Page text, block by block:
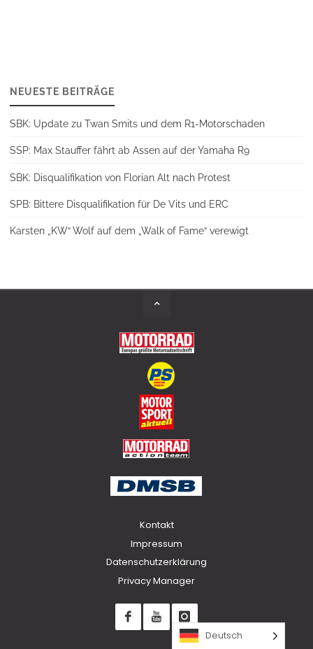
NEUESTE BEITRÄGE
SBK: Update zu Twan Smits und dem R1-Motorschaden
SSP: Max Stauffer fährt ab Assen auf der Yamaha R9
SBK: Disqualifikation von Florian Alt nach Protest
SPB: Bittere Disqualifikation für De Vits und ERC
Karsten „KW“ Wolf auf dem „Walk of Fame“ verewigt
Kontakt
Impressum
Datenschutzerklärung
Privacy Manager
Back
Deutsch